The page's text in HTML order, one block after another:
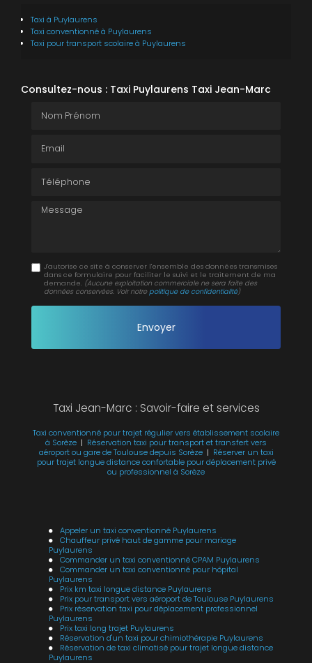
Taxi à Puylaurens
Taxi conventionnéà Puylaurens
Taxi pour transport scolaireà Puylaurens
Consultez-nous : Taxi Puylaurens Taxi Jean-Marc
Message
J'autorise ce site à conserver l'ensemble des données transmises
dans ce formulaire pour faciliter le suivi et le traitement de ma
demande. (Aucune exploitation commerciale ne sera faite des
données conservées. Voir notre politique de confidentialité)
Taxi Jean-Marc : Savoir-faire et services
Taxi conventionné pour trajet régulier vers établissement scolaire
à Sorèze | Réservation taxi pour transport et transfert vers
aéroport ou gare de Toulouse depuis Sorèze| Réserver un taxi
pour trajet longue distance confortable pour déplacement privé
ou professionnel à Sorèze
Appeler un taxi conventionné Puylaurens
Chauffeur privé haut de gamme pour mariage
Puylaurens
Commander un taxi conventionné CPAM Puylaurens
Commander un taxi conventionné pour hôpital
Puylaurens
Prix km taxi longue distance Puylaurens
Prix pour transport vers aéroport de Toulouse Puylaurens
Prix réservation taxi pour déplacement professionnel
Puylaurens
Prix taxi long trajet Puylaurens
Réservation d'un taxi pour chimiothérapie Puylaurens
Réservation de taxi climatisé pour trajet longue distance
Puylaurens